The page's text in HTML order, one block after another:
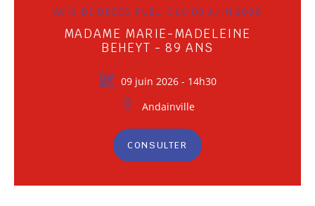
AVIS DE DÉCÈS PUBLIÉ LE 03 JUIN 2026
MADAME MARIE-MADELEINE
BEHEYT - 89 ANS
09 juin 2026 - 14h30
Andainville
CONSULTER